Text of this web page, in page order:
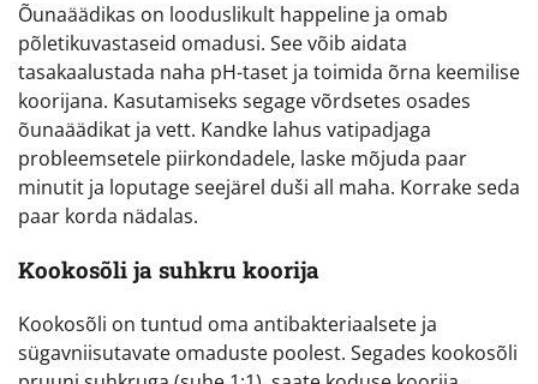
Õunaäädikas on looduslikult happeline ja omab
põletikuvastaseid omadusi. See võib aidata
tasakaalustada naha pH-taset ja toimida õrna keemilise
koorijana. Kasutamiseks segage võrdsetes osades
õunaäädikat ja vett. Kandke lahus vatipadjaga
probleemsetele piirkondadele, laske mõjuda paar
minutit ja loputage seejärel duši all maha. Korrake seda
paar korda nädalas.
Kookosõli ja suhkru koorija
Kookosõli on tuntud oma antibakteriaalsete ja
sügavniisutavate omaduste poolest. Segades kookosõli